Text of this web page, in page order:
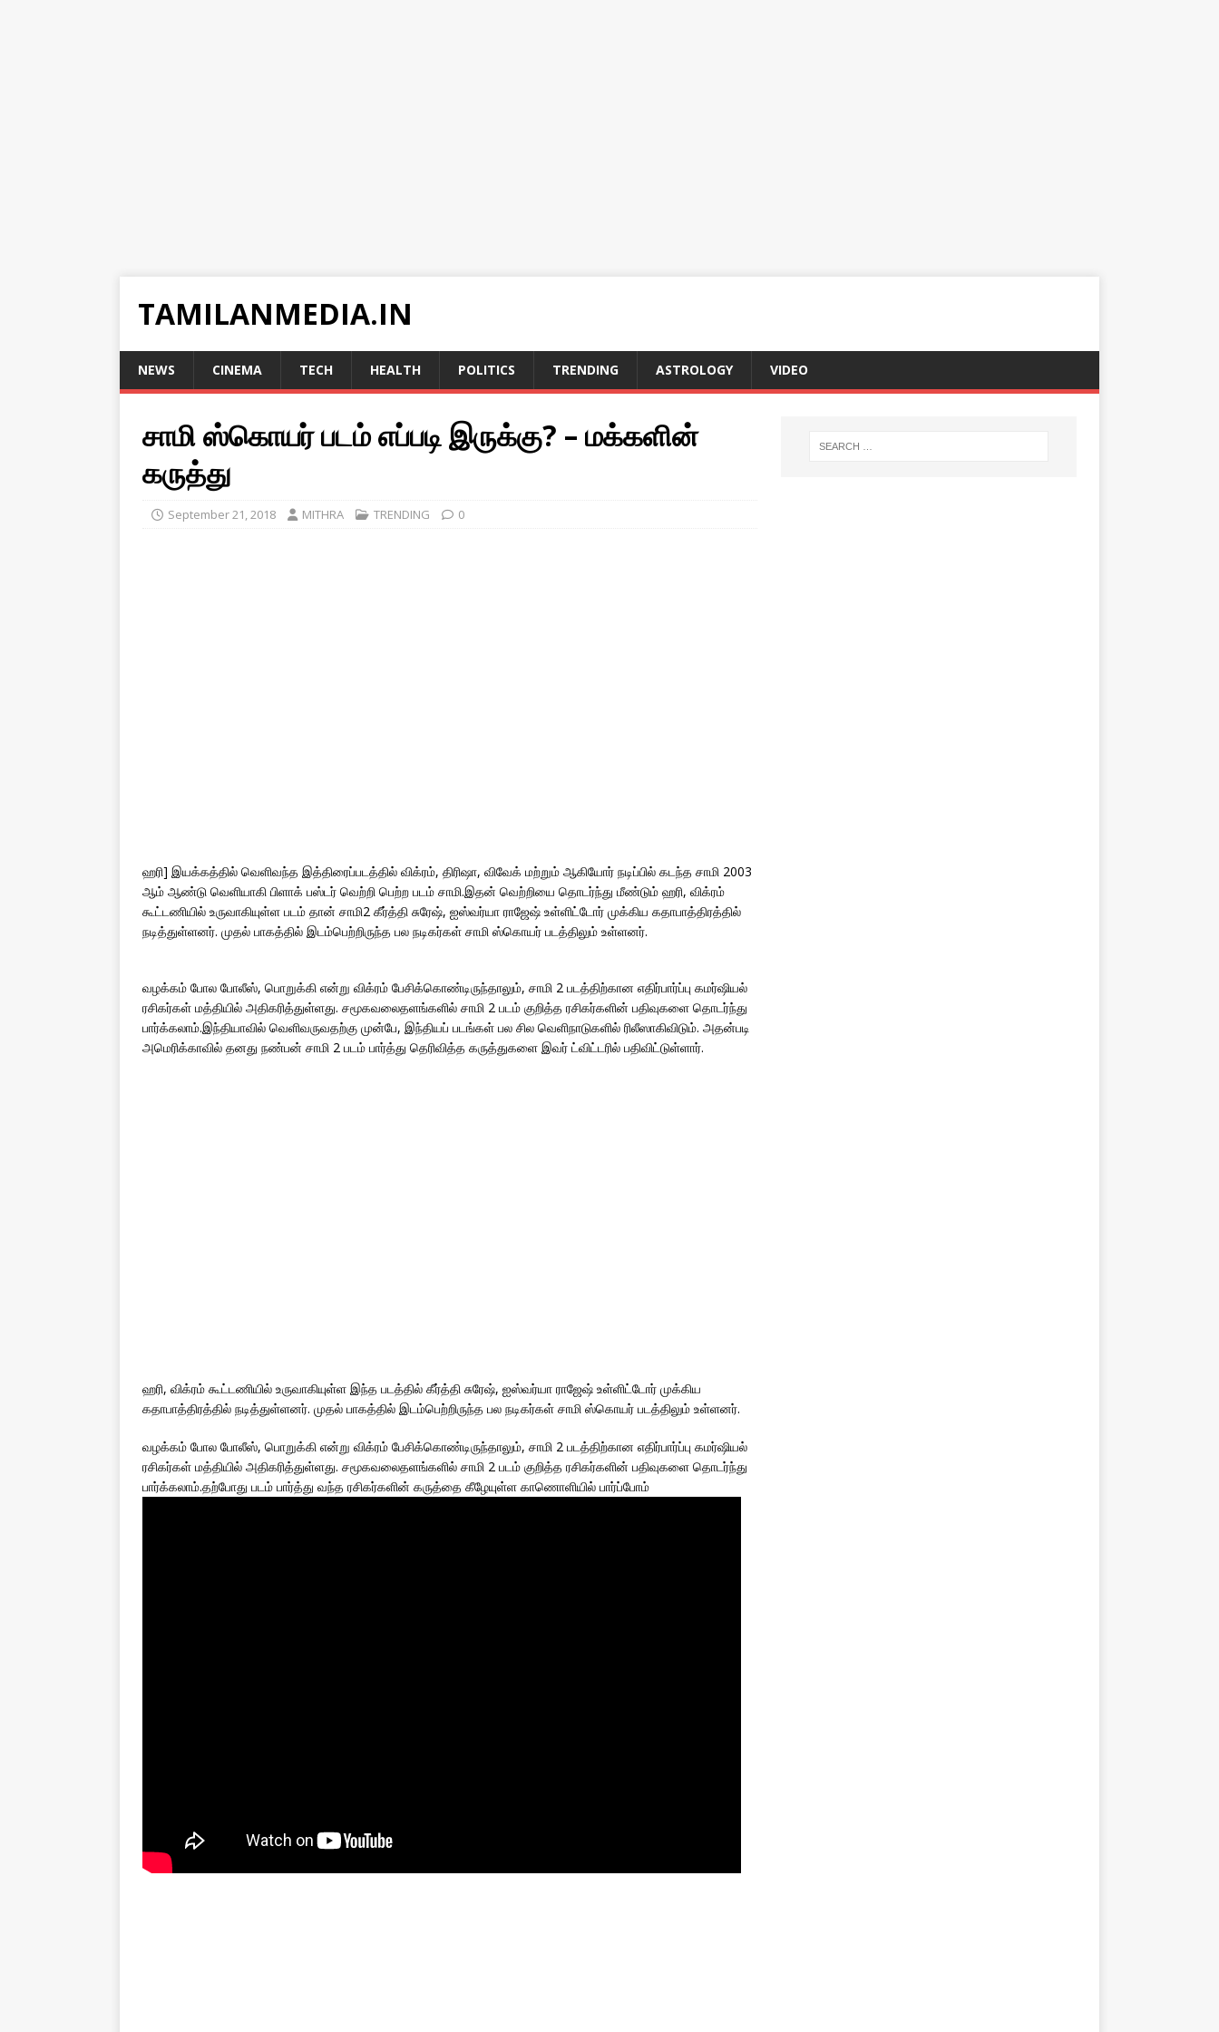
TAMILANMEDIA.IN
NEWS CINEMA TECH HEALTH POLITICS TRENDING ASTROLOGY VIDEO
சாமி ஸ்கொயர் படம் எப்படி இருக்கு? – மக்களின்
கருத்து
September 21, 2018 MITHRA TRENDING 0
ஹரி] இயக்கத்தில் வெளிவந்த இத்திரைப்படத்தில் விக்ரம், திரிஷா, விவேக் மற்றும் ஆகியோர் நடிப்பில் கடந்த சாமி 2003
ஆம் ஆண்டு வெளியாகி பிளாக் பஸ்டர் வெற்றி பெற்ற படம் சாமி.இதன் வெற்றியை தொடர்ந்து மீண்டும் ஹரி, விக்ரம்
கூட்டணியில் உருவாகியுள்ள படம் தான் சாமி2 கீர்த்தி சுரேஷ், ஐஸ்வர்யா ராஜேஷ் உள்ளிட்டோர் முக்கிய கதாபாத்திரத்தில்
நடித்துள்ளனர். முதல் பாகத்தில் இடம்பெற்றிருந்த பல நடிகர்கள் சாமி ஸ்கொயர் படத்திலும் உள்ளனர்.
வழக்கம் போல போலீஸ், பொறுக்கி என்று விக்ரம் பேசிக்கொண்டிருந்தாலும், சாமி 2 படத்திற்கான எதிர்பார்ப்பு கமர்ஷியல்
ரசிகர்கள் மத்தியில் அதிகரித்துள்ளது. சமூகவலைதளங்களில் சாமி 2 படம் குறித்த ரசிகர்களின் பதிவுகளை தொடர்ந்து
பார்க்கலாம்.இந்தியாவில் வெளிவருவதற்கு முன்பே, இந்தியப் படங்கள் பல சில வெளிநாடுகளில் ரிலீஸாகிவிடும். அதன்படி
அமெரிக்காவில் தனது நண்பன் சாமி 2 படம் பார்த்து தெரிவித்த கருத்துகளை இவர் ட்விட்டரில் பதிவிட்டுள்ளார்.
ஹரி, விக்ரம் கூட்டணியில் உருவாகியுள்ள இந்த படத்தில் கீர்த்தி சுரேஷ், ஐஸ்வர்யா ராஜேஷ் உள்ளிட்டோர் முக்கிய
கதாபாத்திரத்தில் நடித்துள்ளனர். முதல் பாகத்தில் இடம்பெற்றிருந்த பல நடிகர்கள் சாமி ஸ்கொயர் படத்திலும் உள்ளனர்.
வழக்கம் போல போலீஸ், பொறுக்கி என்று விக்ரம் பேசிக்கொண்டிருந்தாலும், சாமி 2 படத்திற்கான எதிர்பார்ப்பு கமர்ஷியல்
ரசிகர்கள் மத்தியில் அதிகரித்துள்ளது. சமூகவலைதளங்களில் சாமி 2 படம் குறித்த ரசிகர்களின் பதிவுகளை தொடர்ந்து
பார்க்கலாம்.தற்போது படம் பார்த்து வந்த ரசிகர்களின் கருத்தை கீழேயுள்ள காணொளியில் பார்ப்போம்